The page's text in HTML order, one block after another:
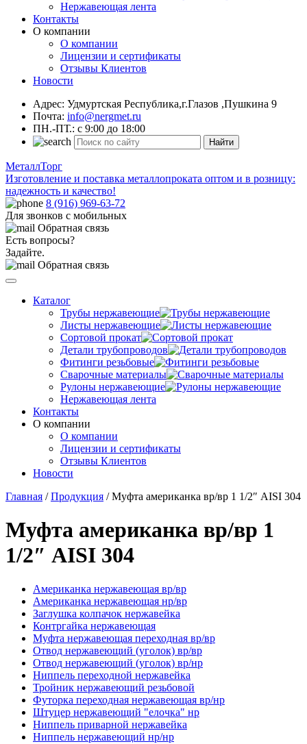
Нержавеющая лента
Контакты
О компании
О компании
Лицензии и сертификаты
Отзывы Клиентов
Новости
Адрес: Удмуртская Республика,г.Глазов ,Пушкина 9
Почта: info@nergmet.ru
ПН.-ПТ.: с 9:00 до 18:00
Найти
МеталлТорг
Изготовление и поставка металлопроката оптом и в розницу:
надежность и качество!
8 (916) 969-63-72
Для звонков с мобильных
Обратная связь
Есть вопросы?
Задайте.
Обратная связь
Каталог
Трубы нержавеющие
Листы нержавеющие
Сортовой прокат
Детали трубопроводов
Фитинги резьбовые
Сварочные материалы
Рулоны нержавеющие
Нержавеющая лента
Контакты
О компании
О компании
Лицензии и сертификаты
Отзывы Клиентов
Новости
Главная /Продукция /Муфта американка вр/вр 1 1/2″ AISI 304
Муфта американка вр/вр 1
1/2″ AISI 304
Американка нержавеющая вр/вр
Американка нержавеющая нр/вр
Заглушка колпачок нержавейка
Контргайка нержавеющая
Муфта нержавеющая переходная вр/вр
Отвод нержавеющий (уголок) вр/вр
Отвод нержавеющий (уголок) вр/нр
Ниппель переходной нержавейка
Тройник нержавеющий резьбовой
Футорка переходная нержавеющая вр/нр
Штуцер нержавеющий "елочка" нр
Ниппель приварной нержавейка
Ниппель нержавеющий нр/нр